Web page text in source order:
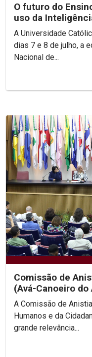
O futuro do
uso da
acadêmico...
A Universidade
dias 7 e 8 de julho, a
Nacional de...
Comissão de
(Avá-Canoeiro
político coletivo
A Comissão de
Humanos e da
grande relevância...